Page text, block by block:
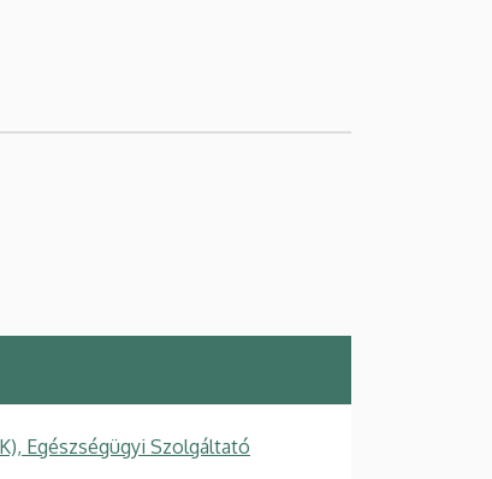
Egészségügyi Szolgáltató